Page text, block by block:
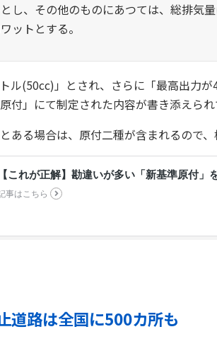
し、その他のものにあつては、総排気
ットとする。
ル(50cc)」とされ、さらに「最高出力
付」にて制定された内容が書き添えられ
ある場合は、原付二種が含まれるので、
道路は全国に500カ所も